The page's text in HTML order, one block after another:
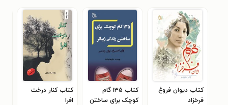
کتاب دیوان فروغ
فرخزاد
کتاب ۱۳۵ گام
کوچک برای ساختن
کتاب کنار درخت
افرا